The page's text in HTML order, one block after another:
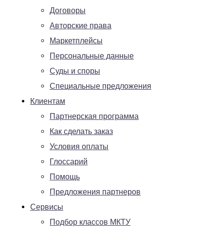
Договоры
Авторские права
Маркетплейсы
Персональные данные
Суды и споры
Специальные предложения
Клиентам
Партнерская программа
Как сделать заказ
Условия оплаты
Глоссарий
Помощь
Предложения партнеров
Сервисы
Подбор классов МКТУ